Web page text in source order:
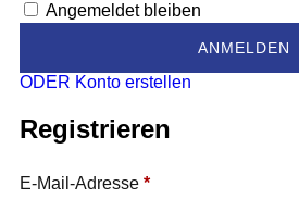
Angemeldet bleiben
ODER Konto erstellen
Registrieren
E-Mail-Adresse *